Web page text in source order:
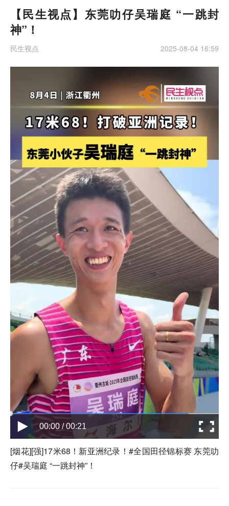
【民生视点】东莞叻仔吴瑞庭 “一跳封
神”！
民生视点 2025-08-04 16:59
00:00 / 00:21
[烟花][强]17米68！新亚洲纪录！#全国田径锦标赛 东莞叻
仔#吴瑞庭 “一跳封神”！